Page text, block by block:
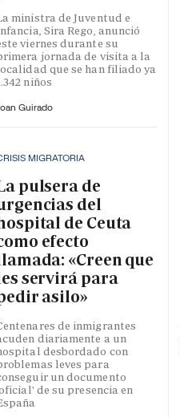
ministra de Juventud e
Sira Rego, anunció
viernes durante su
jornada de visita a la
que se han filiado ya
niños
Guirado
MIGRATORIA
pulsera de
del
de Ceuta
efecto
«Creen que
servirá para
asilo»
de inmigrantes
diariamente a un
desbordado con
leves para
un documento
de su presencia en